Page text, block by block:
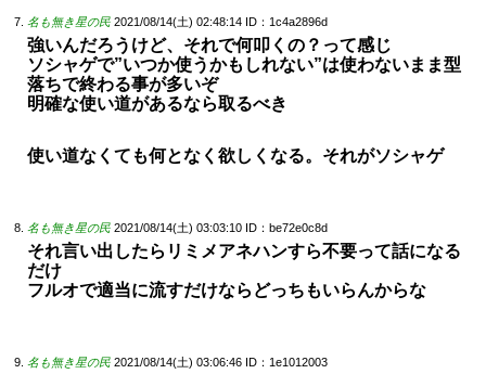
名も無き星の民 2021/08/14(土) 02:48:14 ID：1c4a2896d
強いんだろうけど、それで何叩くの？って感じ
ソシャゲで”いつか使うかもしれない”は使わないまま型
落ちで終わる事が多いぞ
明確な使い道があるなら取るべき
使い道なくても何となく欲しくなる。それがソシャゲ
名も無き星の民 2021/08/14(土) 03:03:10 ID：be72e0c8d
それ言い出したらリミメアネハンすら不要って話になる
だけ
フルオで適当に流すだけならどっちもいらんからな
名も無き星の民 2021/08/14(土) 03:06:46 ID：1e1012003